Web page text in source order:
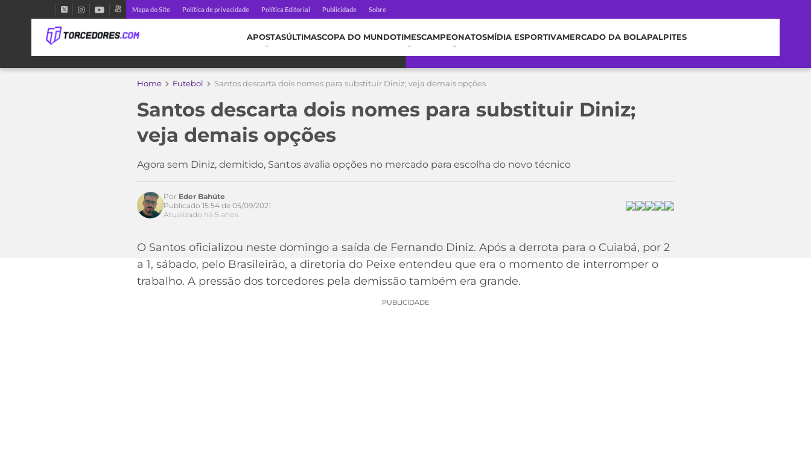
Mapa do Site Política de privacidade Política Editorial Publicidade Sobre
APOSTASÚLTIMASCOPA DO MUNDOTIMESCAMPEONATOSMÍDIA ESPORTIVAMERCADO DA BOLAPALPITES
Home Futebol Santos descarta dois nomes para substituir Diniz; veja demais opções
Santos descarta dois nomes para substituir Diniz;
veja demais opções
Agora sem Diniz, demitido, Santos avalia opções no mercado para escolha do novo técnico
Acesse o perfil do autor
Por Eder Bahúte
Publicado 15:54 de 05/09/2021
Atualizado há 5 anos
O Santos oficializou neste domingo a saída de Fernando Diniz. Após a derrota para o Cuiabá, por 2
a 1, sábado, pelo Brasileirão, a diretoria do Peixe entendeu que era o momento de interromper o
trabalho. A pressão dos torcedores pela demissão também era grande.
PUBLICIDADE